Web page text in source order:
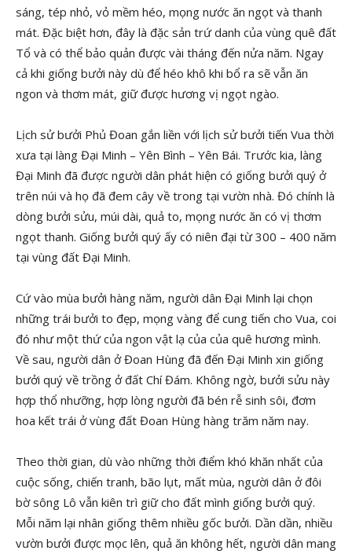
sáng, tép nhỏ, vỏ mềm héo, mọng nước ăn ngọt và thanh
mát. Đặc biệt hơn, đây là đặc sản trứ danh của vùng quê đất
Tổ và có thể bảo quản được vài tháng đến nửa năm. Ngay
cả khi giống bưởi này dù để héo khô khi bổ ra sẽ vẫn ăn
ngon và thơm mát, giữ được hương vị ngọt ngào.
Lịch sử bưởi Phủ Đoan gắn liền với lịch sử bưởi tiến Vua thời
xưa tại làng Đại Minh – Yên Bình – Yên Bái. Trước kia, làng
Đại Minh đã được người dân phát hiện có giống bưởi quý ở
trên núi và họ đã đem cây về trong tại vườn nhà. Đó chính là
dòng bưởi sửu, múi dài, quả to, mọng nước ăn có vị thơm
ngọt thanh. Giống bưởi quý ấy có niên đại từ 300 – 400 năm
tại vùng đất Đại Minh.
Cứ vào mùa bưởi hàng năm, người dân Đại Minh lại chọn
những trái bưởi to đẹp, mọng vàng để cung tiến cho Vua, coi
đó như một thứ của ngon vật lạ của của quê hương mình.
Về sau, người dân ở Đoan Hùng đã đến Đại Minh xin giống
bưởi quý về trồng ở đất Chí Đám. Không ngờ, bưởi sửu này
hợp thổ nhưỡng, hợp lòng người đã bén rễ sinh sôi, đơm
hoa kết trái ở vùng đất Đoan Hùng hàng trăm năm nay.
Theo thời gian, dù vào những thời điểm khó khăn nhất của
cuộc sống, chiến tranh, bão lụt, mất mùa, người dân ở đôi
bờ sông Lô vẫn kiên trì giữ cho đất mình giống bưởi quý.
Mỗi năm lại nhân giống thêm nhiều gốc bưởi. Dần dần, nhiều
vườn bưởi được mọc lên, quả ăn không hết, người dân mang